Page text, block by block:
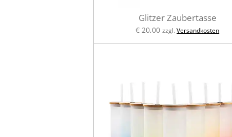
Glitzer Zaubertasse
€ 20,00 zzgl.Versandkosten